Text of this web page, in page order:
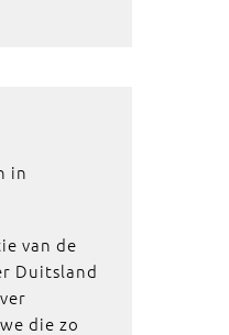
in
van de
Duitsland
die zo